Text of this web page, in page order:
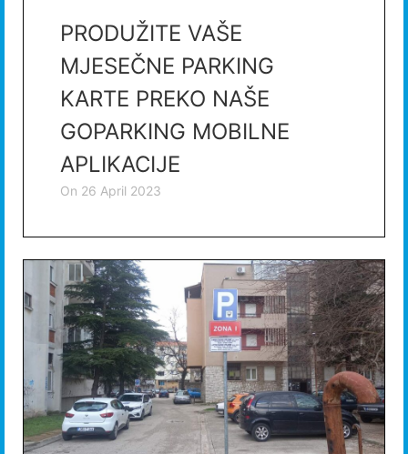
PRODUŽITE VAŠE
MJESEČNE PARKING
KARTE PREKO NAŠE
GOPARKING MOBILNE
APLIKACIJE
on 26 April 2023